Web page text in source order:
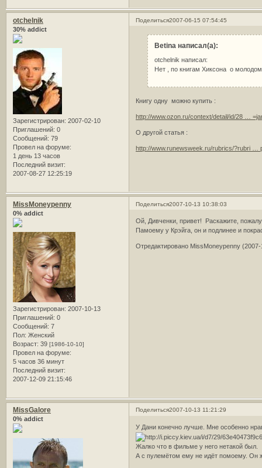
Поделиться2007-06-15 07:54:45
otchelnik
30% addict
Зарегистрирован: 2007-02-10
Приглашений: 0
Сообщений: 79
Провел на форуме:
1 день 13 часов
Последний визит:
2007-08-27 12:25:19
Betina написал(а):
otchelnik написал:
Нет , по книгам Хиксона о
Книгу одну можно купить :
http://www.ozon.ru/context/detail/id/28 …
О другой статья :
http://www.runewsweek.ru/rubrics/?rubri …
Поделиться2007-10-13 10:38:03
MissMoneypenny
0% addict
Зарегистрирован: 2007-10-13
Приглашений: 0
Сообщений: 7
Пол: Женский
Возраст: 39 [1986-10-10]
Провел на форуме:
5 часов 36 минут
Последний визит:
2007-12-09 21:15:46
Ой, Дивченки, привет! Раскажите,
Памоему у Крэйга, он и подлинее и
Отредактировано MissMoneypenny
Поделиться2007-10-13 11:21:29
MissGalore
0% addict
У Дани конечно лучше. Мне особенно
Жалко что в фильме у него нетакой был.
А с пулемётом ему не идёт помоему. Он